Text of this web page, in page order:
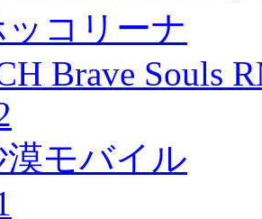
コリーナ
Brave Souls
モバイル